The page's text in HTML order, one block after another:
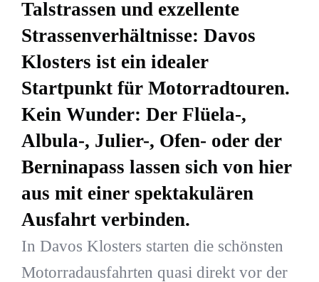
Talstrassen und exzellente
Strassenverhältnisse: Davos
Klosters ist ein idealer
Startpunkt für Motorradtouren.
Kein Wunder: Der Flüela-,
Albula-, Julier-, Ofen- oder der
Berninapass lassen sich von hier
aus mit einer spektakulären
Ausfahrt verbinden.
In Davos Klosters starten die schönsten
Motorradausfahrten quasi direkt vor der